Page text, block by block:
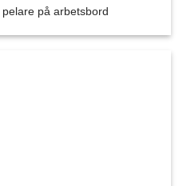
på arbetsbord